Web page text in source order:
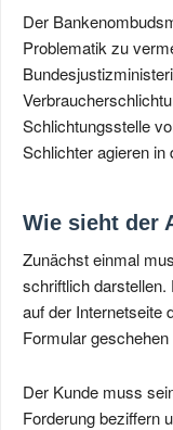
Der
Problematik zu
Schlichtungsstelle
Schlichter agieren in
Wie sieht der
Zunächst einmal
schriftlich darstellen.
auf der Internetseite
Formular geschehen
Der Kunde muss
Forderung beziffern